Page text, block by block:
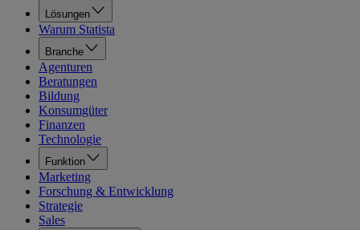
Lösungen
Warum Statista
Branche
Agenturen
Beratungen
Bildung
Konsumgüter
Finanzen
Technologie
Funktion
Marketing
Forschung & Entwicklung
Strategie
Sales